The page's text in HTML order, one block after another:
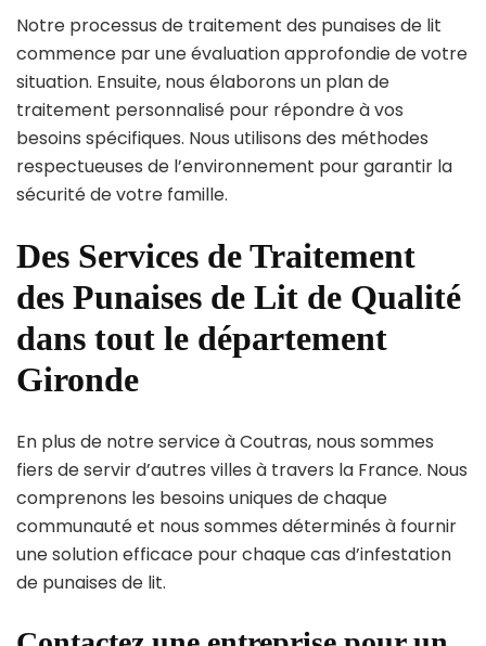
Notre processus de traitement des punaises de lit
commence par une évaluation approfondie de votre
situation. Ensuite, nous élaborons un plan de
traitement personnalisé pour répondre à vos
besoins spécifiques. Nous utilisons des méthodes
respectueuses de l’environnement pour garantir la
sécurité de votre famille.
Des Services de Traitement
des Punaises de Lit de Qualité
dans tout le département
Gironde
En plus de notre service à Coutras, nous sommes
fiers de servir d’autres villes à travers la France. Nous
comprenons les besoins uniques de chaque
communauté et nous sommes déterminés à fournir
une solution efficace pour chaque cas d’infestation
de punaises de lit.